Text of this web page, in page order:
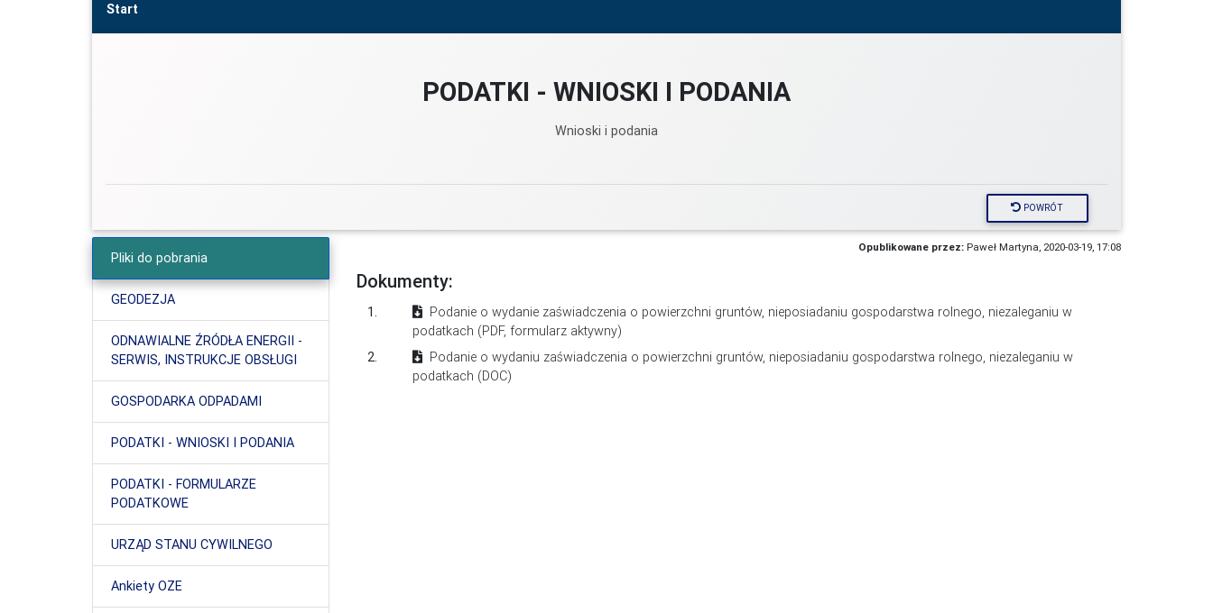
Start
PODATKI - WNIOSKI I PODANIA
Wnioski i podania
POWRÓT
Pliki do pobrania
GEODEZJA
ODNAWIALNE ŹRÓDŁA ENERGII -
SERWIS, INSTRUKCJE OBSŁUGI
GOSPODARKA ODPADAMI
PODATKI - WNIOSKI I PODANIA
PODATKI - FORMULARZE
PODATKOWE
URZĄD STANU CYWILNEGO
Ankiety OZE
Opublikowane przez: Paweł Martyna, 2020-03-19, 17:08
Dokumenty:
1.
Podanie o wydanie zaświadczenia o powierzchni gruntów, nieposiadaniu gospodarstwa rolnego, niezaleganiu w
podatkach (PDF, formularz aktywny)
2.
Podanie o wydaniu zaświadczenia o powierzchni gruntów, nieposiadaniu gospodarstwa rolnego, niezaleganiu w
podatkach (DOC)